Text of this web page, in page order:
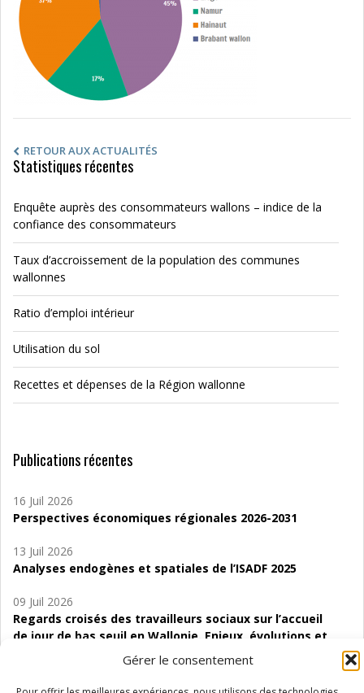
Gérer le consentement
RETOUR AUX ACTUALITÉS
Statistiques récentes
Enquête auprès des consommateurs wallons – indice de la
confiance des consommateurs
Taux d’accroissement de la population des communes
wallonnes
Ratio d’emploi intérieur
Utilisation du sol
Recettes et dépenses de la Région wallonne
Publications récentes
16 Juil 2026
Perspectives économiques régionales 2026-2031
13 Juil 2026
Analyses endogènes et spatiales de l’ISADF 2025
09 Juil 2026
Regards croisés des travailleurs sociaux sur l’accueil
de jour de bas seuil en Wallonie. Enjeux, évolutions et
06 Juil 2026